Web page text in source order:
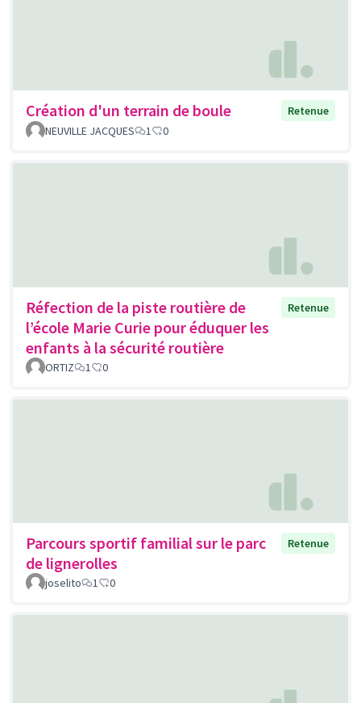
Création d'un terrain de boule
Retenue
NEUVILLE JACQUES
1 0
Réfection de la piste routière de
l’école Marie Curie pour éduquer les
enfants à la sécurité routière
Retenue
ORTIZ 1 0
Parcours sportif familial sur le parc
de lignerolles
Retenue
joselito 1 0